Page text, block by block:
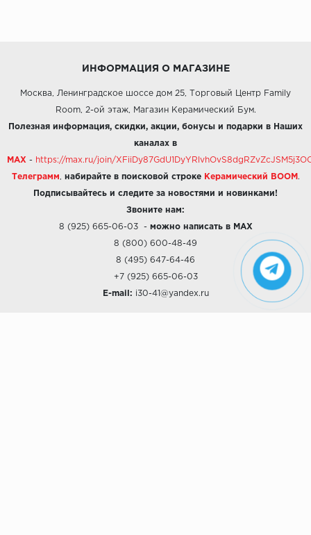
ИНФОРМАЦИЯ О МАГАЗИНЕ
Москва, Ленинградское шоссе дом 25, Торговый Центр Family
Room, 2-ой этаж, Магазин Керамический Бум.
Полезная информация, скидки, акции, бонусы и подарки в Наших
каналах в
MAX - https://max.ru/join/
Телеграмм набирайте в поисковой строке Керамический BOOM .
Подписывайтесь и следите за новостями и новинками!
Звоните нам:
8 (925) 665-06-03- можно написать в MAX
8 (800) 600-48-49
8 (495) 647-64-46
+7 (925) 665-06-03
E-mail: i30-41@yandex.ru